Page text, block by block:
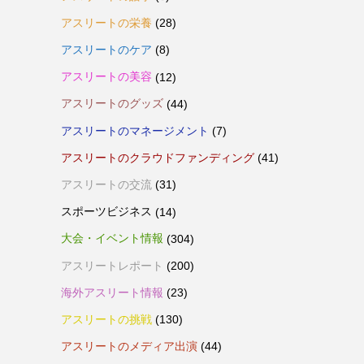
アスリートの栄養 (28)
アスリートのケア (8)
アスリートの美容 (12)
アスリートのグッズ(44)
アスリートのマネージメント (7)
アスリートのクラウドファンディング(41)
アスリートの交流(31)
スポーツビジネス (14)
大会・イベント情報 (304)
アスリートレポート (200)
海外アスリート情報 (23)
アスリートの挑戦(130)
アスリートのメディア出演(44)